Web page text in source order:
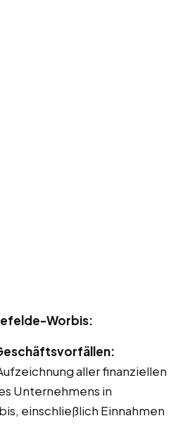
Worbis:
aller finanziellen
Unternehmens in
einschließlich Einnahmen